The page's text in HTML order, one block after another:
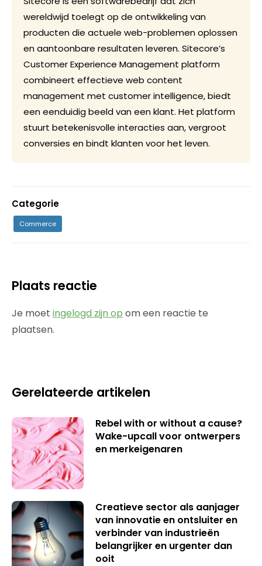
wereldwijd toelegt op de ontwikkeling van
producten die actuele web-problemen oplossen
en aantoonbare resultaten leveren. Sitecore’s
Customer Experience Management platform
combineert effectieve web content
management met customer intelligence, biedt
een eenduidig beeld van een klant. Het platform
stuurt betekenisvolle interacties aan, vergroot
conversies en bindt klanten voor het leven.
Categorie
Commerce
Plaats reactie
Je moet ingelogd zijn op om een reactie te
plaatsen.
Gerelateerde artikelen
Rebel with or without a cause?
Wake-upcall voor ontwerpers
en merkeigenaren
Creatieve sector als aanjager
van innovatie en ontsluiter en
verbinder van industrieën
belangrijker en urgenter dan
ooit